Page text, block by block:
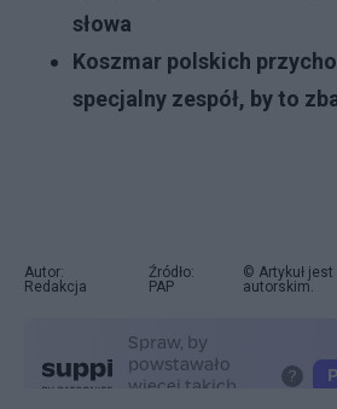
słowa
Koszmar polskich
specjalny zespół, by to
Autor:
Redakcja
Źródło:
PAP
© Artykuł
autorskim.